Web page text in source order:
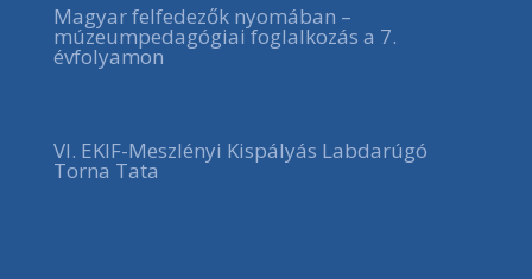
Magyar felfedezők nyomában –
múzeumpedagógiai foglalkozás a 7.
évfolyamon
VI. EKIF-Meszlényi Kispályás Labdarúgó
Torna Tata